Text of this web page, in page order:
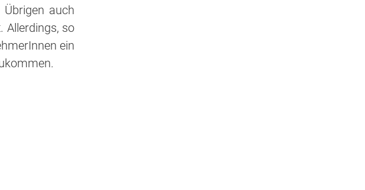
auch
Allerdings, so
ein